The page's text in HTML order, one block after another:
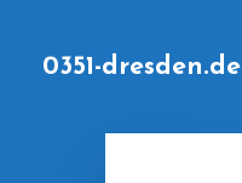
0351-dresden.de